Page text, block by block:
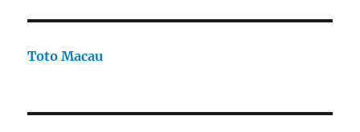
Toto Macau